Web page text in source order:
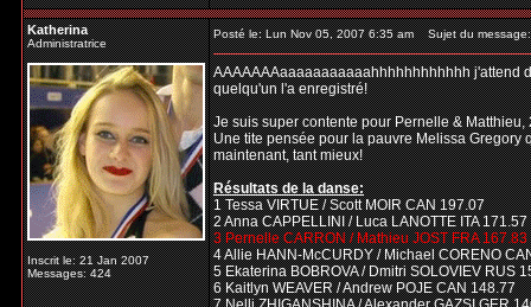
Katherina
Administratrice
Inscrit le: 21 Jan 2007
Messages: 424
Posté le: Lun Nov 05, 2007 6:35 am Sujet du message:
AAAAAAAaaaaaaaaaaahhhhhhhhhhhh j'attend
quelqu'un l'a enregistré!
Je suis super contente pour Pernelle &
Une tite pensée pour la pauvre Melissa
maintenant, tant mieux!
Résultats de la danse:
1 Tessa VIRTUE / Scott MOIR CAN 197.07
2 Anna CAPPELLINI / Luca LANOTTE ITA 171.57
3 Pernelle CARRON / Mathieu JOST FRA 167.83
4 Allie HANN-McCURDY / Michael CORENO
5 Ekaterina BOBROVA / Dmitri SOLOVIEV RUS
6 Kaitlyn WEAVER / Andrew POJE CAN 148.77